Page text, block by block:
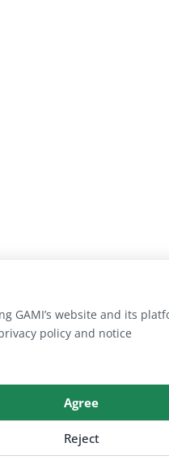
GAMI’s website and its
policy and notice
Reject
Agree